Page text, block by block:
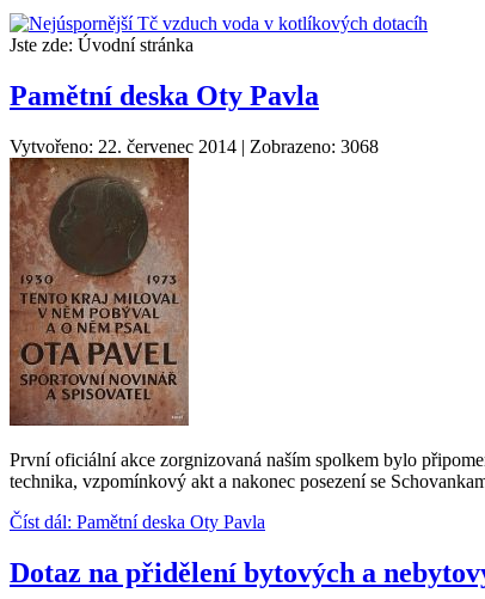
Jste zde: Úvodní stránka
Pamětní deska Oty Pavla
Vytvořeno: 22. červenec 2014 | Zobrazeno: 3068
První oficiální akce zorgnizovaná naším spolkem bylo
technika, vzpomínkový akt a nakonec posezení se
Číst dál: Pamětní deska Oty Pavla
Dotaz na přidělení bytových a